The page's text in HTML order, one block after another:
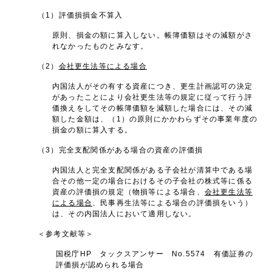
（1）評価損損金不算入
原則、損金の額に算入しない。帳簿価額はその減額がさ
れなかったものとみなす。
（2） 会社更生法等による場合
内国法人がその有する資産につき、更生計画認可の決定
があったことにより会社更生法等の規定に従って行う評
価換えをしてその帳簿価額を減額した場合には、その減
額した金額は、（1）の原則にかかわらずその事業年度の
損金の額に算入する。
（3）完全支配関係がある場合の資産の評価損
内国法人と完全支配関係がある子会社が清算中である場
合その他一定の場合におけるその子会社の株式等に係る
資産の評価損の規定（物損等による場合、 会社更生法等
による場合、民事再生法等による場合の評価損をいう）
は、その内国法人において適用しない。
＜参考文献等＞
国税庁HP タックスアンサー No.5574 有価証券の
評価損が認められる場合